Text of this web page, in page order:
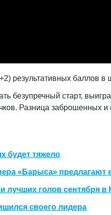
результативных баллов в
безупречный старт,
Разница заброшенных
будет тяжело
«Барыса» предлагают
лучших голов сентября
своего лидера